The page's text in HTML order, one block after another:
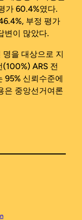
가 60.4%였다.
부정 평가
변이 많았다.
을 대상으로 지
ARS 전
95% 신뢰수준에
은 중앙선거여론